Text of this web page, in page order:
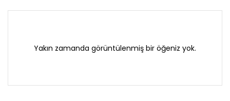
Yakın zamanda görüntülenmiş bir öğeniz yok.